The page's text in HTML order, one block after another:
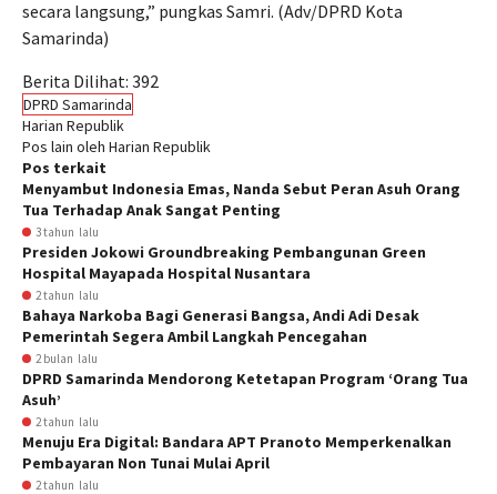
secara langsung,” pungkas Samri. (Adv/DPRD Kota
Samarinda)
Berita Dilihat: 392
DPRD Samarinda
Harian Republik
Pos lain oleh Harian Republik
Pos terkait
Menyambut Indonesia Emas, Nanda Sebut Peran Asuh Orang
Tua Terhadap Anak Sangat Penting
3 tahun lalu
Presiden Jokowi Groundbreaking Pembangunan Green
Hospital Mayapada Hospital Nusantara
2 tahun lalu
Bahaya Narkoba Bagi Generasi Bangsa, Andi Adi Desak
Pemerintah Segera Ambil Langkah Pencegahan
2 bulan lalu
DPRD Samarinda Mendorong Ketetapan Program ‘Orang Tua
Asuh’
2 tahun lalu
Menuju Era Digital: Bandara APT Pranoto Memperkenalkan
Pembayaran Non Tunai Mulai April
2 tahun lalu